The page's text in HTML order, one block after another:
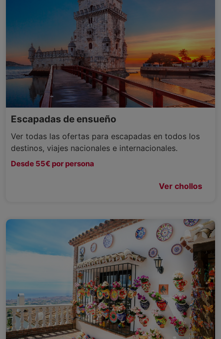
Escapadas de ensueño
Ver todas las ofertas para escapadas en todos los
destinos, viajes nacionales e internacionales.
Desde 55€ por persona
Ver chollos